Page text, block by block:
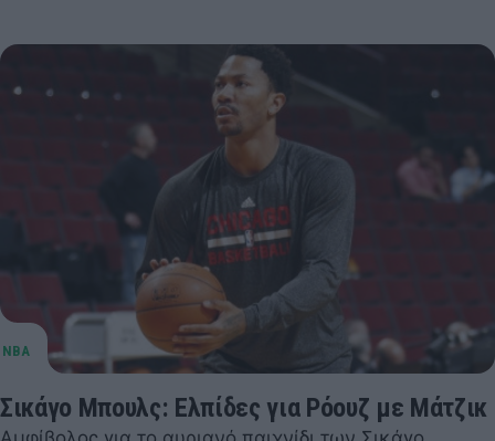
Σικάγο Μπουλς: Ελπίδες για Ρόουζ με Μάτζικ